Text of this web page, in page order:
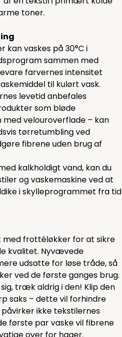
toner.
kan vaskes på 30°C i
sammen med
farvernes intensitet
til kulørt vask.
levetid anbefales
som bløde
velouroverflade – kan
tørretumbling ved
fibrene uden brug af
kalkholdigt vand, kan du
og vaskemaskine ved at
i skylleprogrammet fra tid
frottéløkker for at sikre
kvalitet. Nyvævede
udsatte for løse tråde, så
ved de første ganges brug.
træk aldrig i den! Klip den
saks – dette vil forhindre
ikke tekstilernes
første par vaske vil fibrene